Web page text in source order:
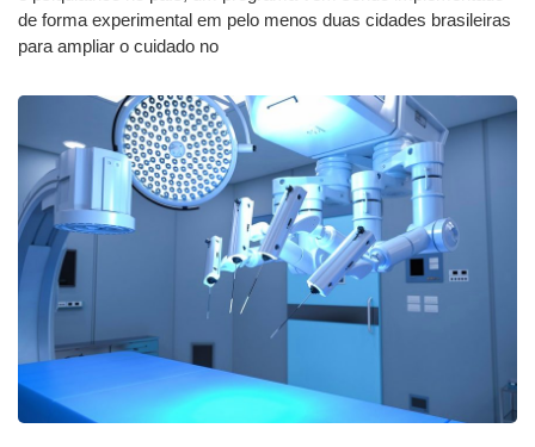
de forma experimental em pelo menos duas cidades brasileiras
para ampliar o cuidado no